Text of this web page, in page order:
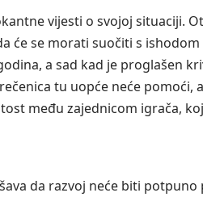
vijesti o svojoj situaciji.
će se morati suočiti s
a sad kad je proglašen
tu uopće neće pomoći,
među zajednicom igrača,
da razvoj neće biti